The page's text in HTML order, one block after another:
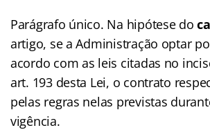
Parágrafo único. Na hipótese do
artigo, se a Administração optar
acordo com as leis citadas no
art. 193 desta Lei, o contrato
pelas regras nelas previstas
vigência.